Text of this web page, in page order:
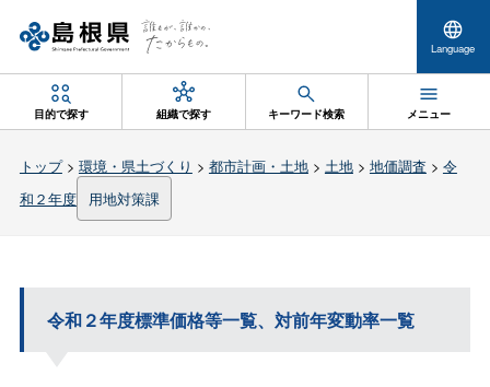
Language
目的で探す 組織で探す キーワード検索 メニュー
トップ> 環境・県土づくり > 都市計画・土地> 土地> 地価調査 > 令
和２年度
用地対策課
令和２年度標準価格等一覧、対前年変動率一覧